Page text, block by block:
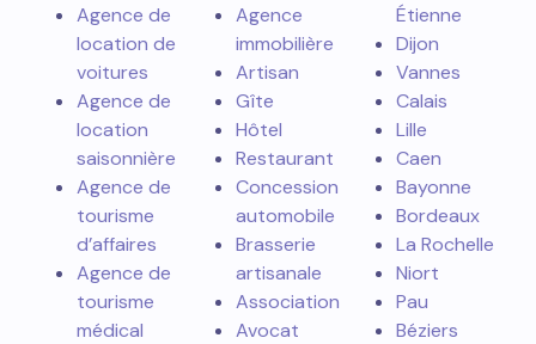
Agence de
location de
voitures
Agence de
location
saisonnière
Agence de
tourisme
d’affaires
Agence de
tourisme
médical
Agence
immobilière
Artisan
Gîte
Hôtel
Restaurant
Concession
automobile
Brasserie
artisanale
Association
Avocat
Étienne
Dijon
Vannes
Calais
Lille
Caen
Bayonne
Bordeaux
La Rochelle
Niort
Pau
Béziers